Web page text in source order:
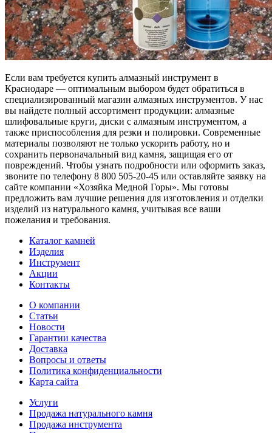
Если вам требуется купить алмазный инструмент в
Краснодаре — оптимальным выбором будет обратиться в
специализированный магазин алмазных инструментов. У нас
вы найдете полный ассортимент продукции: алмазные
шлифовальные круги, диски с алмазным инструментом, а
также приспособления для резки и полировки. Современные
материалы позволяют не только ускорить работу, но и
сохранить первоначальный вид камня, защищая его от
повреждений. Чтобы узнать подробности или оформить заказ,
звоните по телефону 8 800 505-20-45 или оставляйте заявку на
сайте компании «Хозяйка Медной Горы». Мы готовы
предложить вам лучшие решения для изготовления и отделки
изделий из натурального камня, учитывая все ваши
пожелания и требования.
Каталог камней
Изделия
Инструмент
Акции
Контакты
О компании
Статьи
Новости
Гарантии качества
Доставка
Вопросы и ответы
Политика конфиденциальности
Карта сайта
Услуги
Продажа натурального камня
Продажа инструмента